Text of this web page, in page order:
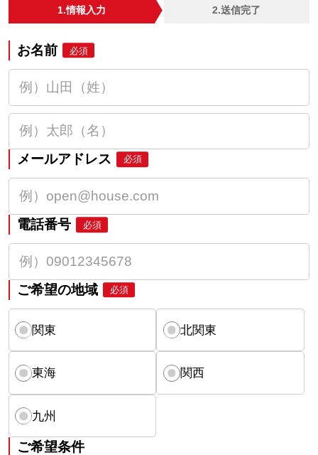
1.情報入力 2.送信完了
お名前 必須
メールアドレス 必須
電話番号 必須
ご希望の地域 必須
関東 北関東
東海 関西
九州
ご希望条件